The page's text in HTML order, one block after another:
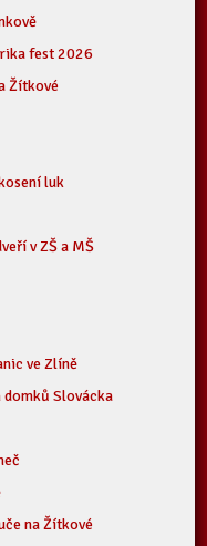
fest 2026
Žítkové
luk
v ZŠ a MŠ
ve Zlíně
Slovácka
na Žítkové